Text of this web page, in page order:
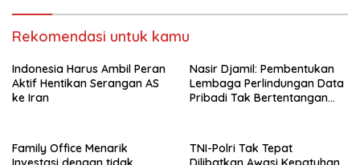
Rekomendasi untuk kamu
Indonesia Harus Ambil Peran
Aktif Hentikan Serangan AS
ke Iran
Nasir Djamil: Pembentukan
Lembaga Perlindungan Data
Pribadi Tak Bertentangan
Family Office Menarik
TNI-Polri Tak Tepat